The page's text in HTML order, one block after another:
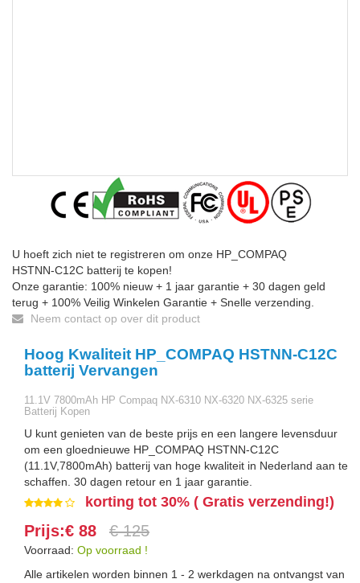
U hoeft zich niet te registreren om onze HP_COMPAQ
HSTNN-C12C batterij te kopen!
Onze garantie: 100% nieuw + 1 jaar garantie + 30 dagen geld
terug + 100% Veilig Winkelen Garantie + Snelle verzending.
Neem contact op over dit product
Hoog Kwaliteit HP_COMPAQ HSTNN-C12C
batterij Vervangen
11.1V 7800mAh HP Compaq NX-6310 NX-6320 NX-6325 serie
Batterij Kopen
U kunt genieten van de beste prijs en een langere levensduur
om een gloednieuwe HP_COMPAQ HSTNN-C12C
(11.1V,7800mAh) batterij van hoge kwaliteit in Nederland aan te
schaffen. 30 dagen retour en 1 jaar garantie.
korting tot 30% ( Gratis verzending!)
Prijs:€ 88 € 125
Voorraad: Op voorraad !
Alle artikelen worden binnen 1 - 2 werkdagen na ontvangst van